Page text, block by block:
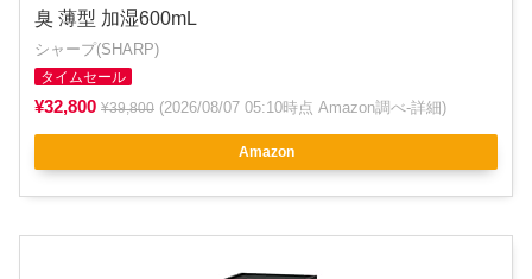
臭 薄型 加湿600mL
シャープ(SHARP)
タイムセール
¥32,800 ¥39,800 (2026/08/07 05:10時点 Amazon調べ-詳細)
Amazon